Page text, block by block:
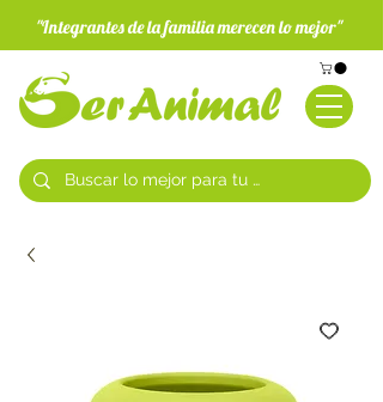
"Integrantes de la familia merecen lo mejor"